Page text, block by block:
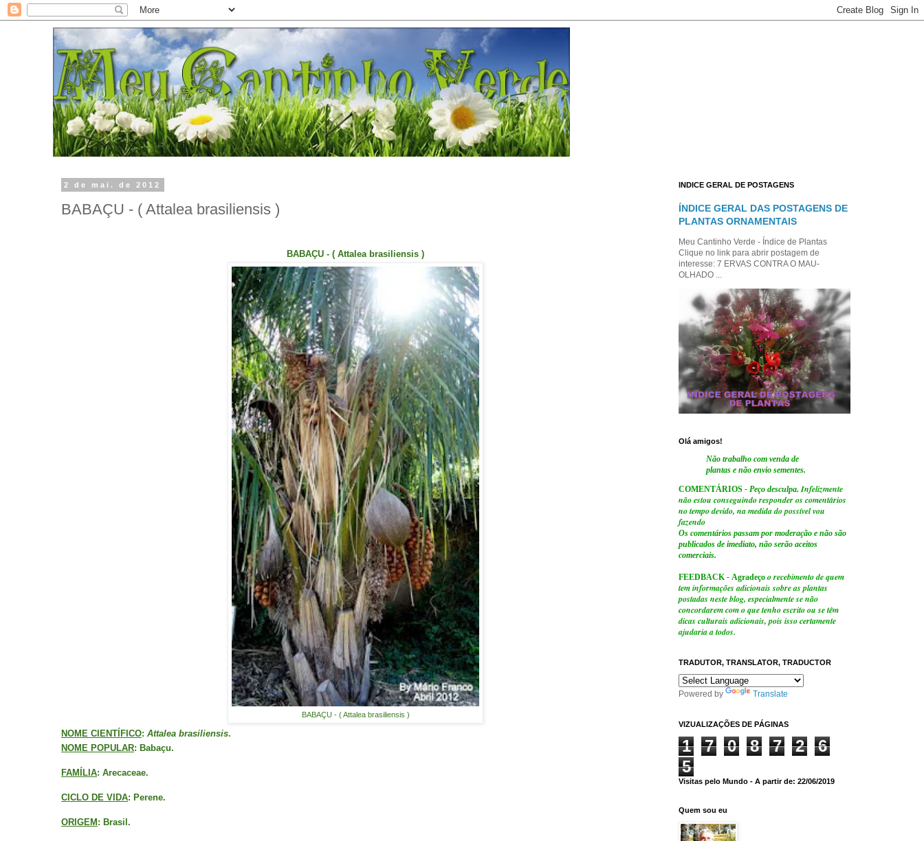
2 de mai. de 2012
BABAÇU - ( Attalea brasiliensis )
BABAÇU - ( Attalea brasiliensis )
BABAÇU - ( Attalea brasiliensis )
NOME CIENTÍFICO: Attalea brasiliensis.
NOME POPULAR: Babaçu.
FAMÍLIA: Arecaceae.
CICLO DE VIDA: Perene.
ORIGEM : Brasil.
INDICE GERAL DE POSTAGENS
ÍNDICE GERAL DAS POSTAGENS DE
PLANTAS ORNAMENTAIS
Meu Cantinho Verde - Índice de Plantas
Clique no link para abrir postagem de
interesse: 7 ERVAS CONTRA O MAU-
OLHADO ...
Olá amigos!
Não trabalho com venda de
plantas e não envio sementes.
COMENTÁRIOS - Peço desculpa.Infelizmente
não estou conseguindo responder os comentários
no tempo devido, na medida do possível vou
fazendo
Os comentários passam por moderação e não são
publicados de imediato, não serão aceitos
comerciais.
FEEDBACK- Agradeço o recebimento de quem
tem informações adicionais sobre as plantas
postadas neste blog, especialmente se não
concordarem com o que tenho escrito ou se têm
dicas culturais adicionais, pois isso certamente
ajudaria a todos.
TRADUTOR, TRANSLATOR, TRADUCTOR
Powered by Translate
VIZUALIZAÇÕES DE PÁGINAS
1 7 0 8 7 2
6
5
Visitas pelo Mundo - A partir de: 22/06/2019
Quem sou eu